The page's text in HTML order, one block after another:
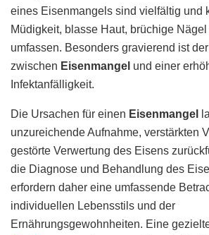
eines Eisenmangels sind vielfältig und
Müdigkeit, blasse Haut, brüchige
umfassen. Besonders gravierend ist
zwischen Eisenmangel und einer
Infektanfälligkeit.
Die Ursachen für einen Eisenmangel
unzureichende Aufnahme, verstärkten
gestörte Verwertung des Eisens
die Diagnose und Behandlung des
erfordern daher eine umfassende
individuellen Lebensstils und der
Ernährungsgewohnheiten. Eine